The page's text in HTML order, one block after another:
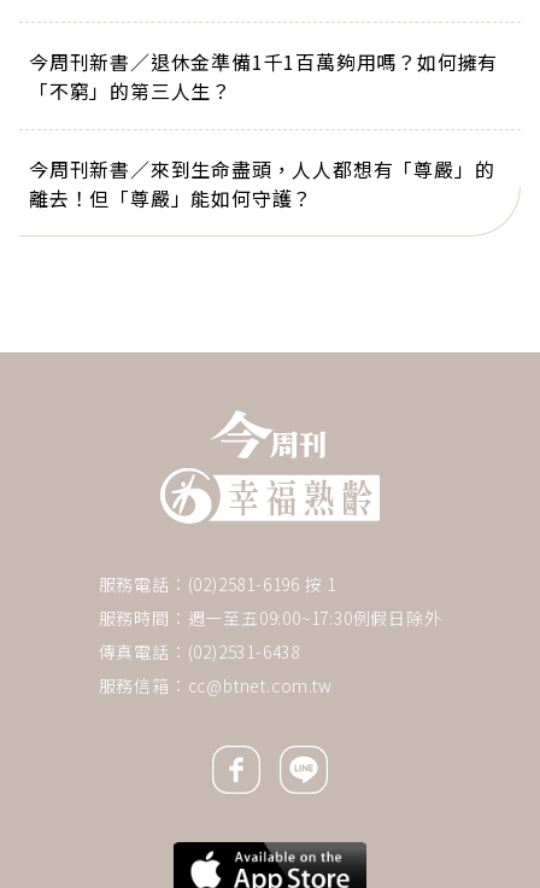
今周刊新書／退休金準備1千1百萬夠用嗎？如何擁有
「不窮」的第三人生？
今周刊新書／來到生命盡頭，人人都想有「尊嚴」的
離去！但「尊嚴」能如何守護？
服務電話：(02)2581-6196 按 1
服務時間：週一至五09:00~17:30例假日除外
傳真電話：(02)2531-6438
服務信箱： cc@btnet.com.tw
Facebook icon
Line icon